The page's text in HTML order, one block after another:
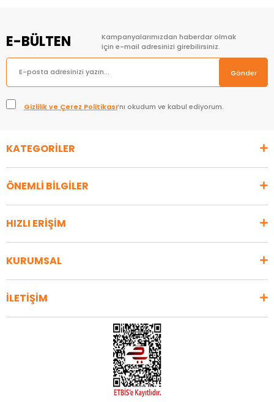
E-BÜLTEN
Kampanyalarımızdan haberdar olmak
için e-mail adresinizi girebilirsiniz.
Gönder
Gizlilik ve Çerez Politikası’nı okudum ve kabul ediyorum.
KATEGORİLER
ÖNEMLİ BİLGİLER
HIZLI ERİŞİM
KURUMSAL
İLETİŞİM